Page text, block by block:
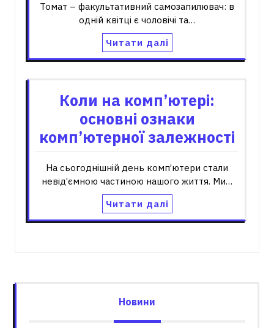
Томат – факультативний самозапилювач: в
одній квітці є чоловічі та…
Читати далі
Коли на комп’ютері:
основні ознаки
комп’ютерної залежності
На сьогоднішній день комп’ютери стали
невід’ємною частиною нашого життя. Ми…
Читати далі
Новини